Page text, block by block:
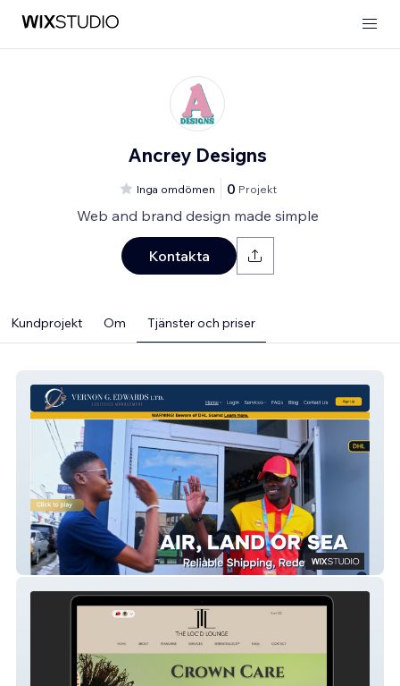
Ancrey Designs
Inga omdömen 0 Projekt
Web and brand design made simple
Kontakta
Kundprojekt Om Tjänster och priser
Vernon G. Edwards Ltd